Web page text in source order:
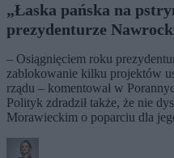
„Łaska pańska na
prezydenturze
– Osiągnięciem roku
zablokowanie kilku projektów
rządu – komentował w
Polityk zdradził także, że nie
Morawieckim o poparciu dla